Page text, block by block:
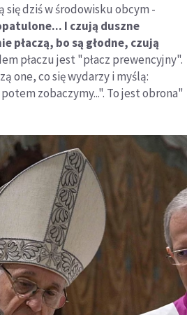
się dziś w środowisku obcym -
I czują duszne
płaczą, bo są głodne, czują
płaczu jest "płacz prewencyjny".
one, co się wydarzy i myślą:
zobaczymy...". To jest obrona"